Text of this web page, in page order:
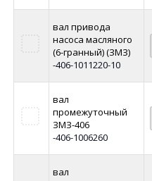
вал привода
насоса масляного
(6-гранный) (ЗМЗ)
-406-1011220-10
вал
промежуточный
ЗМЗ-406
-406-1006260
вал